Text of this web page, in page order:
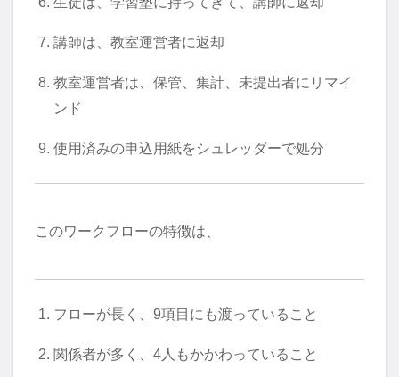
講師は、教室運営者に返却
教室運営者は、保管、集計、未提出者にリマイ
ンド
使用済みの申込用紙をシュレッダーで処分
このワークフローの特徴は、
フローが長く、9項目にも渡っていること
関係者が多く、4人もかかわっていること